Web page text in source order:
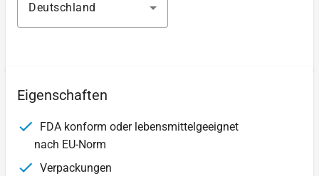
Deutschland
Eigenschaften
FDA konform oder lebensmittelgeeignet
nach EU-Norm
Verpackungen